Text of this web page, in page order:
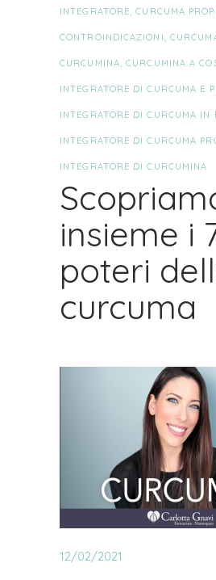
INTEGRATORE,CURCUMA
CONTROINDICAZIONI ,
CURCUMINA,CURCUMINA A
INTEGRATORE DI CURCUMA E
INTEGRATORE DI CURCUMA IN
INTEGRATORE DI CURCUMA
INTEGRATORE DI CURCUMINA
insieme i
poteri
curcuma
12/02/2021